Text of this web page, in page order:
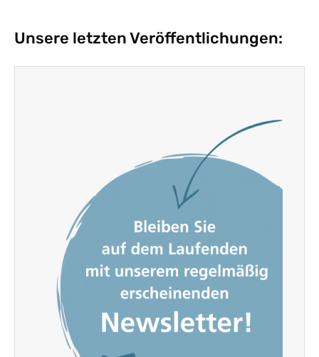
Unsere letzten Veröffentlichungen: